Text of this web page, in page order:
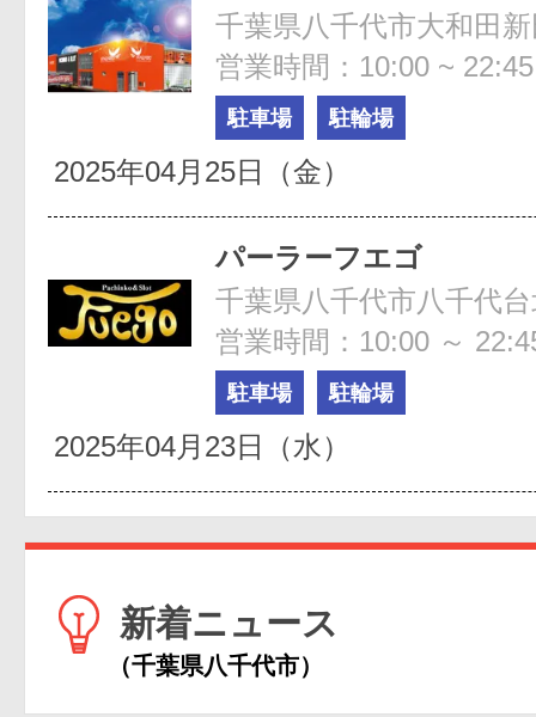
千葉県八千代市大和田
営業時間：10:00 ~ 22:45
駐車場 駐輪場
2025年04月25日（金）
パーラーフエゴ
営業時間：10:00 ～
駐車場 駐輪場
2025年04月23日（水）
新着ニュース
（千葉県八千代市）